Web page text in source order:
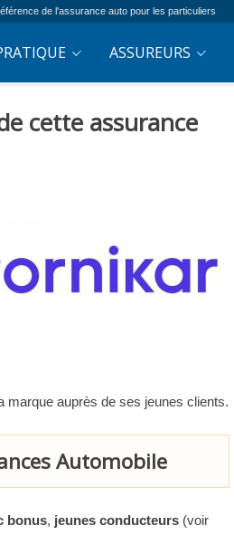
de l'assurance auto pour les particuliers
ASSUREURS
cette assurance
marque auprès de ses jeunes clients.
Automobile
bonus, jeunes conducteurs (voir